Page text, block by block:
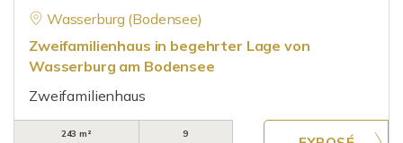
Wasserburg (Bodensee)
Zweifamilienhaus in begehrter Lage von
Wasserburg am Bodensee
Zweifamilienhaus
243 m²
9